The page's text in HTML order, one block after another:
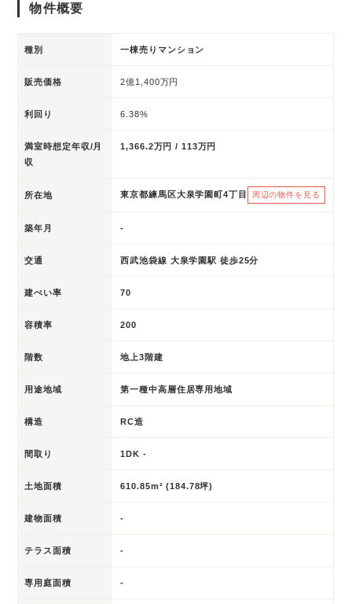
物件概要
種別 一棟売りマンション
販売価格 2億1,400万円
利回り 6.38%
満室時想定年収/月
収
1,366.2万円 / 113万円
所在地 東京都練馬区大泉学園町4丁目 周辺の物件を見る
築年月 -
交通 西武池袋線 大泉学園駅 徒歩25分
建ぺい率 70
容積率 200
階数 地上3階建
用途地域 第一種中高層住居専用地域
構造 RC造
間取り 1DK -
土地面積 610.85m² (184.78坪)
建物面積 -
テラス面積 -
専用庭面積 -